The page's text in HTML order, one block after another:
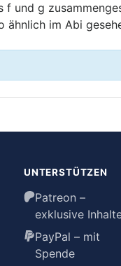
und g
ähnlich im Abi
UNTERSTÜTZEN
Patreon –
exklusive
PayPal – mit
Spende